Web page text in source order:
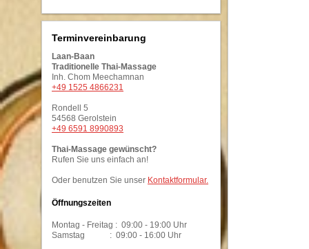
Terminvereinbarung
Laan-Baan
Traditionelle Thai-Massage
Inh. Chom Meechamnan
+49 1525 4866231
Rondell 5
54568 Gerolstein
+49 6591 8990893
Thai-Massage gewünscht?
Rufen Sie uns einfach an!
Oder benutzen Sie unser Kontaktformular.
Öffnungszeiten
Montag - Freitag : 09:00 - 19:00 Uhr
Samstag : 09:00 - 16:00 Uhr